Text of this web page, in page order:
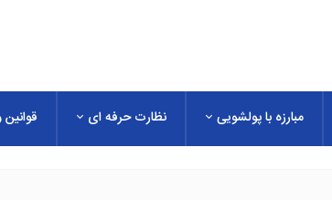
مبارزه با پولشویی نظارت حرفه ای